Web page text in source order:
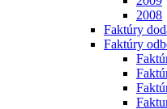
2008
Faktúry
Faktúry